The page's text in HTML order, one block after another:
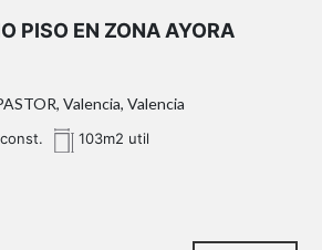
PISO EN ZONA AYORA
Valencia, Valencia
103m2 util